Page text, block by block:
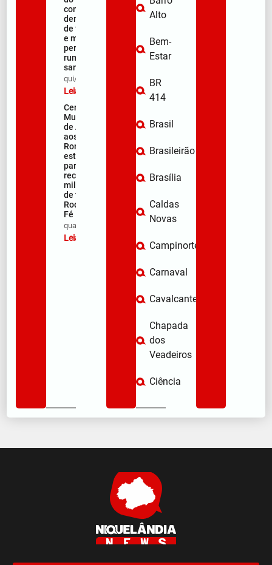
começa com
demonstração
de fé, emoção
e milhares de
peregrinos
rumo ao
santuário
qui/08/2026
Leia mais »
Centro
Municipal
de Apoio
aos
Romeiros
está pronto
para
receber
milhares
de fiéis na
Rodovia da
Fé
qua/08/2026
Leia mais »
Alto
Bem-
Estar
BR
414
Brasil
Brasileirão
Brasília
Caldas
Novas
Campinorte
Carnaval
Cavalcante
Chapada
dos
Veadeiros
Ciência